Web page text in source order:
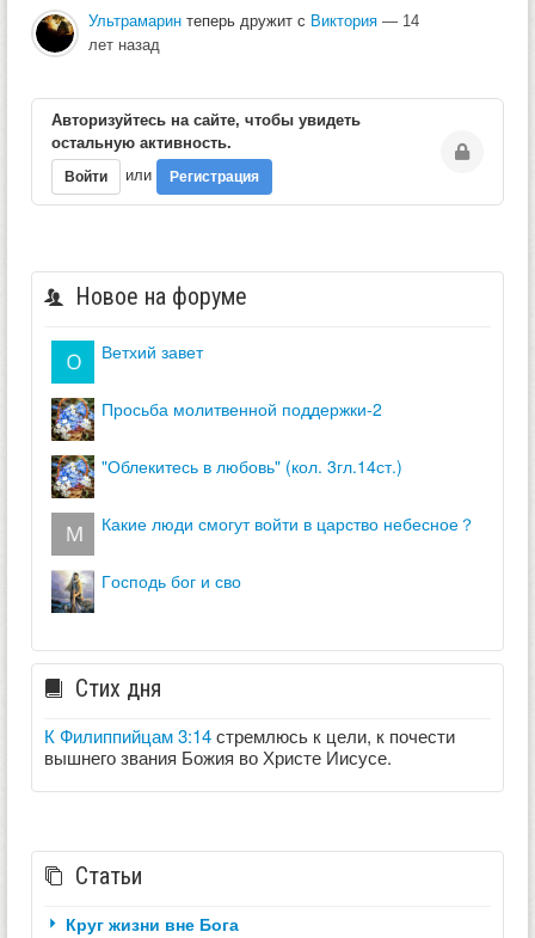
Ультрамарин теперь дружит с Виктория — 14
лет назад
Авторизуйтесь на сайте, чтобы увидеть
остальную активность.
Войти или Регистрация
Новое на форуме
ветхий завет
просьба молитвенной поддержки-2
"облекитесь в любовь" (кол. 3гл.14ст.)
какие люди смогут войти в царство небесное？
господь бог и сво
Стих дня
К Филиппийцам 3:14стремлюсь к цели, к почести
вышнего звания Божия во Христе Иисусе.
Статьи
Круг жизни вне Бога